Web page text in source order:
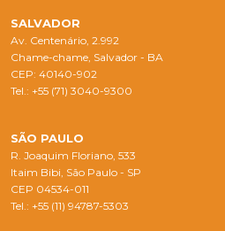
SALVADOR
Av. Centenário, 2.992
Chame-chame, Salvador - BA
CEP: 40140-902
Tel.: +55 (71) 3040-9300
SÃO PAULO
R. Joaquim Floriano, 533
Itaim Bibi, São Paulo - SP
CEP 04534-011
Tel.: +55 (11) 94787-5303